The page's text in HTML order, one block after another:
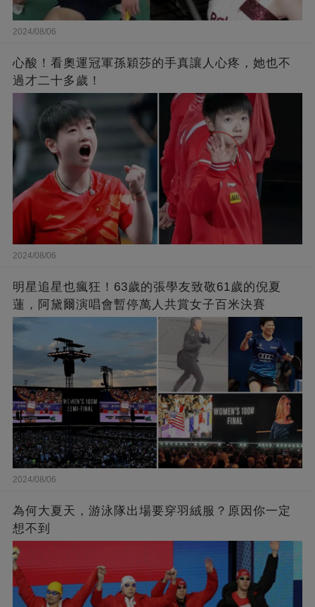
2024/08/06
心酸！看奧運冠軍孫穎莎的手真讓人心疼，她也不
過才二十多歲！
2024/08/06
明星追星也瘋狂！63歲的張學友致敬61歲的倪夏
蓮，阿黛爾演唱會暫停萬人共賞女子百米決賽
2024/08/06
為何大夏天，游泳隊出場要穿羽絨服？原因你一定
想不到